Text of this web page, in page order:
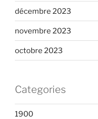
décembre 2023
novembre 2023
octobre 2023
Categories
1900